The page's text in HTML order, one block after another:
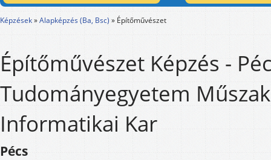
Képzések»Alapképzés (Ba, Bsc) » Építőművészet
Építőművészet Képzés -
Tudományegyetem
Informatikai Kar
Pécs